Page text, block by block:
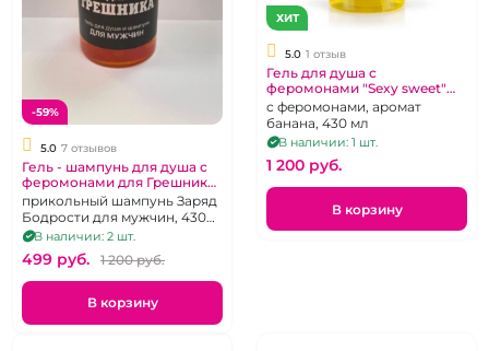
-59%
5.0 7 отзывов
Гель - шампунь для душа с
феромонами для Грешника
"ИнтимХаус"
прикольный шампунь Заряд
Бодрости для мужчин, 430
млВ наличии: 2 шт.
499 pуб. 1 200 pуб.
В корзину
ХИТ
5.0 1 отзыв
Гель для душа с
феромонами "Sexy sweet"
Banana split
с феромонами, аромат
банана, 430 мл
В наличии: 1 шт.
1 200 pуб.
В корзину